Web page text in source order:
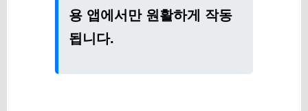
용 앱에서만 원활하게 작동
됩니다.